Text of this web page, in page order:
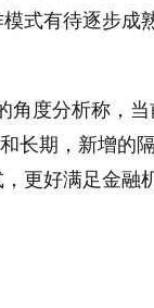
式有待逐步成
角度分析称，
长期，新增的
更好满足金融